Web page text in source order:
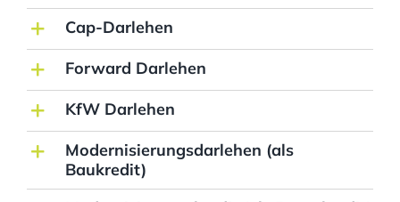
Cap-Darlehen
Forward Darlehen
KfW Darlehen
Modernisierungsdarlehen (als
Baukredit)